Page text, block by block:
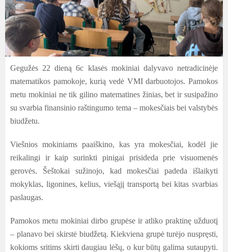
Gegužės 22 dieną 6c klasės mokiniai dalyvavo netradicinėje
matematikos pamokoje, kurią vedė VMI darbuotojos. Pamokos
metu mokiniai ne tik gilino matematines žinias, bet ir susipažino
su svarbia finansinio raštingumo tema – mokesčiais bei valstybės
biudžetu.
Viešnios mokiniams paaiškino, kas yra mokesčiai, kodėl jie
reikalingi ir kaip surinkti pinigai prisideda prie visuomenės
gerovės. Šeštokai sužinojo, kad mokesčiai padeda išlaikyti
mokyklas, ligonines, kelius, viešąjį transportą bei kitas svarbias
paslaugas.
Pamokos metu mokiniai dirbo grupėse ir atliko praktinę užduotį
– planavo bei skirstė biudžetą. Kiekviena grupė turėjo nuspręsti,
kokioms sritims skirti daugiau lėšų, o kur būtų galima sutaupyti.